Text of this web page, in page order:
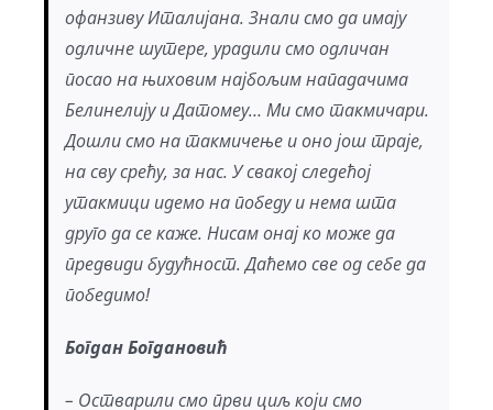
офанзиву Италијана. Знали смо да имају
одличне шутере, урадили смо одличан
посао на њиховим најбољим нападачима
Белинелију и Датомеу… Ми смо такмичари.
Дошли смо на такмичење и оно још траје,
на сву срећу, за нас. У свакој следећој
утакмици идемо на победу и нема шта
друго да се каже. Нисам онај ко може да
предвиди будућност. Даћемо све од себе да
победимо!
Богдан Богдановић
– Остварили смо први циљ који смо